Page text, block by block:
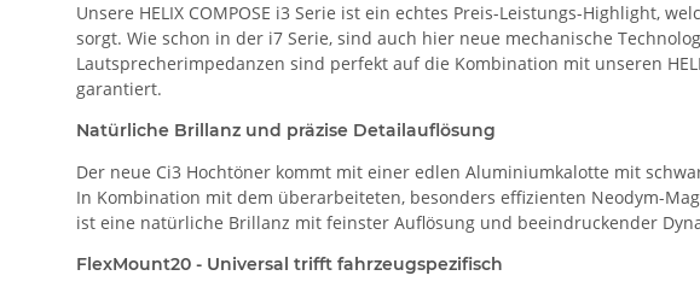
Unsere HELIX COMPOSE i3 Serie ist ein echtes Preis-Leistungs-Highlight,
sorgt. Wie schon in der i7 Serie, sind auch hier neue mechanische
Lautsprecherimpedanzen sind perfekt auf die Kombination mit unseren
garantiert.
Natürliche Brillanz und präzise Detailauflösung
Der neue Ci3 Hochtöner kommt mit einer edlen Aluminiumkalotte mit
In Kombination mit dem überarbeiteten, besonders effizienten Neodym-
ist eine natürliche Brillanz mit feinster Auflösung und beeindruckender
FlexMount20 - Universal trifft fahrzeugspezifisch